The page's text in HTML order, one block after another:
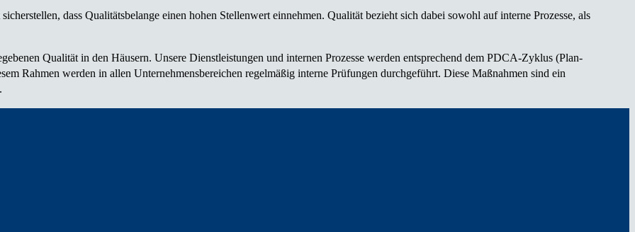
dass Qualitätsbelange einen hohen Stellenwert einnehmen. Qualität bezieht sich dabei sowohl auf interne Prozesse, als
Qualität in den Häusern. Unsere Dienstleistungen und internen Prozesse werden entsprechend dem PDCA-Zyklus (Plan-
Rahmen werden in allen Unter­nehmensbereichen regelmäßig interne Prüfungen durchgeführt. Diese Maß­nahmen sind ein